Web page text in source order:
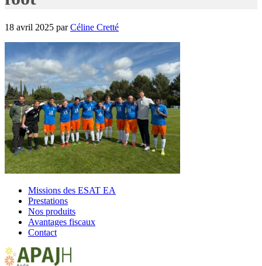
18 avril 2025 parCéline Cretté
Missions des ESAT EA
Prestations
Nos produits
Avantages fiscaux
Contact